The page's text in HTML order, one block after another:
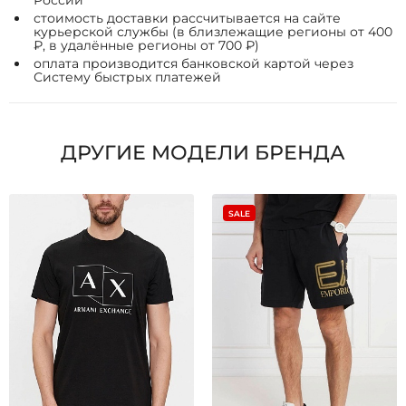
стоимость доставки рассчитывается на сайте
курьерской службы (в близлежащие регионы от 400
₽, в удалённые регионы от 700 ₽)
оплата производится банковской картой через
Систему быстрых платежей
ДРУГИЕ МОДЕЛИ БРЕНДА
SALE